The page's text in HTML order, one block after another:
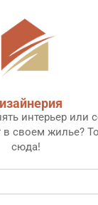
интерьер или
своем жилье?
сюда!